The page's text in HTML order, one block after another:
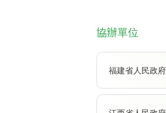
協辦單位
福建省人民政府